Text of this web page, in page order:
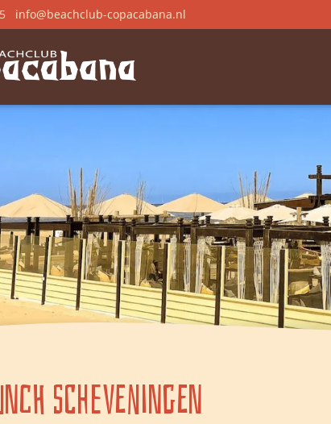
info@beachclub-copacabana.nl
Scheveningen